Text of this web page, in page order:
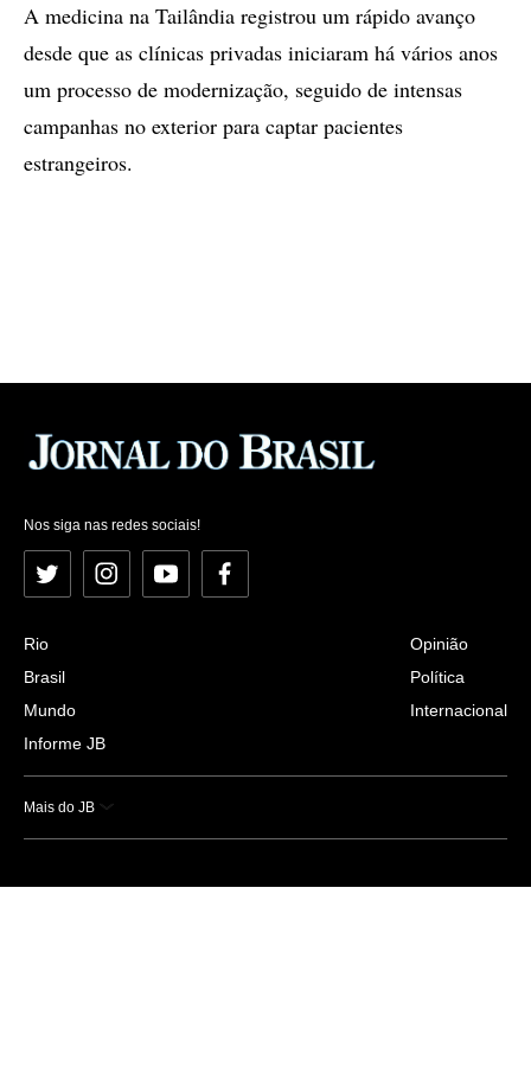
A medicina na Tailândia registrou um rápido avanço
desde que as clínicas privadas iniciaram há vários anos
um processo de modernização, seguido de intensas
campanhas no exterior para captar pacientes
estrangeiros.
Nos siga nas redes sociais!
Twitter InstagramYouTubeFacebook
Rio
Brasil
Mundo
Informe JB
Opinião
Política
Internacional
Mais do JB
Esportes